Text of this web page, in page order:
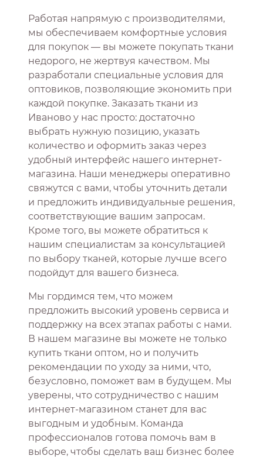
Работая напрямую с производителями,
мы обеспечиваем комфортные условия
для покупок — вы можете покупать ткани
недорого, не жертвуя качеством. Мы
разработали специальные условия для
оптовиков, позволяющие экономить при
каждой покупке. Заказать ткани из
Иваново у нас просто: достаточно
выбрать нужную позицию, указать
количество и оформить заказ через
удобный интерфейс нашего интернет-
магазина. Наши менеджеры оперативно
свяжутся с вами, чтобы уточнить детали
и предложить индивидуальные решения,
соответствующие вашим запросам.
Кроме того, вы можете обратиться к
нашим специалистам за консультацией
по выбору тканей, которые лучше всего
подойдут для вашего бизнеса.
Мы гордимся тем, что можем
предложить высокий уровень сервиса и
поддержку на всех этапах работы с нами.
В нашем магазине вы можете не только
купить ткани оптом, но и получить
рекомендации по уходу за ними, что,
безусловно, поможет вам в будущем. Мы
уверены, что сотрудничество с нашим
интернет-магазином станет для вас
выгодным и удобным. Команда
профессионалов готова помочь вам в
выборе, чтобы сделать ваш бизнес более